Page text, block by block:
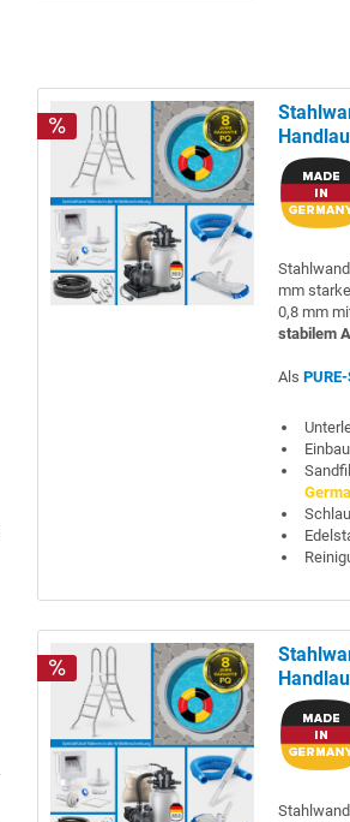
mm
0,8 mm
stabilem
Als